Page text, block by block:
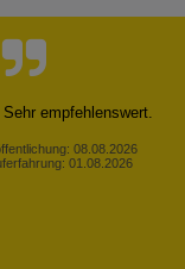
empfehlenswert.
08.08.2026
01.08.2026